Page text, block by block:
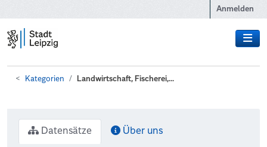
Anmelden
Kategorien Landwirtschaft, Fischerei,...
Datensätze Über uns